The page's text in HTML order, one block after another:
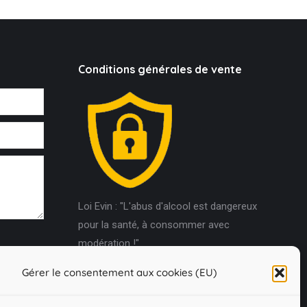
Gérer le consentement aux cookies (EU)
Conditions générales de vente
Loi Evin : "L'abus d'alcool est dangereux
pour la santé, à consommer avec
modération !"